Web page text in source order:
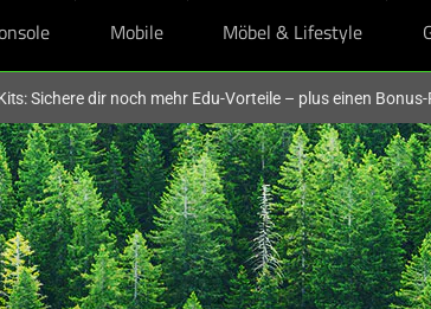
Mobile Möbel & Lifestyle
Sichere dir noch mehr Edu-Vorteile – plus einen